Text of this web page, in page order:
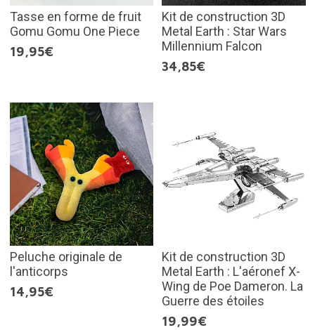
Tasse en forme de fruit
Gomu Gomu One Piece
19,95€
Kit de construction 3D
Metal Earth : Star Wars
Millennium Falcon
34,85€
Peluche originale de
l'anticorps
14,95€
Kit de construction 3D
Metal Earth : L'aéronef X-
Wing de Poe Dameron. La
Guerre des étoiles
19,99€